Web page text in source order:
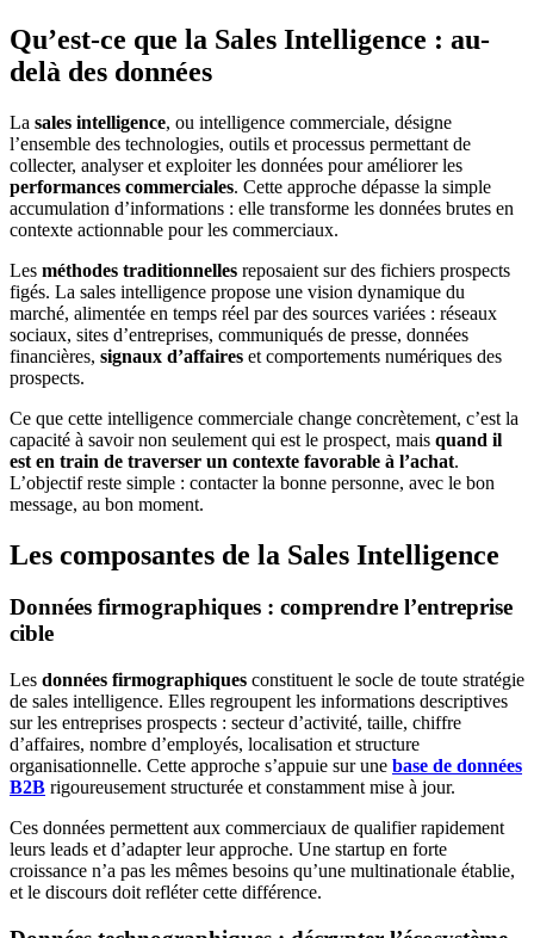
Qu’est-ce que la Sales Intelligence : au-
delà des données
La sales intelligence, ou intelligence commerciale, désigne
l’ensemble des technologies, outils et processus permettant de
collecter, analyser et exploiter les données pour améliorer les
performances commerciales. Cette approche dépasse la simple
accumulation d’informations : elle transforme les données brutes en
contexte actionnable pour les commerciaux.
Les méthodes traditionnelles reposaient sur des fichiers prospects
figés. La sales intelligence propose une vision dynamique du
marché, alimentée en temps réel par des sources variées : réseaux
sociaux, sites d’entreprises, communiqués de presse, données
financières, signaux d’affaires et comportements numériques des
prospects.
Ce que cette intelligence commerciale change concrètement, c’est la
capacité à savoir non seulement qui est le prospect, mais quand il
est en train de traverser un contexte favorable à l’achat.
L’objectif reste simple : contacter la bonne personne, avec le bon
message, au bon moment.
Les composantes de la Sales Intelligence
Données firmographiques : comprendre l’entreprise
cible
Les données firmographiques constituent le socle de toute stratégie
de sales intelligence. Elles regroupent les informations descriptives
sur les entreprises prospects : secteur d’activité, taille, chiffre
d’affaires, nombre d’employés, localisation et structure
organisationnelle. Cette approche s’appuie sur une base de données
B2B rigoureusement structurée et constamment mise à jour.
Ces données permettent aux commerciaux de qualifier rapidement
leurs leads et d’adapter leur approche. Une startup en forte
croissance n’a pas les mêmes besoins qu’une multinationale établie,
et le discours doit refléter cette différence.